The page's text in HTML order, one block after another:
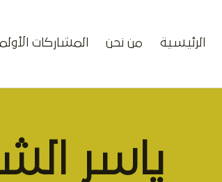
الرئيسية من نحن المشاركات
ياسر